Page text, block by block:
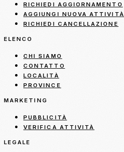
RICHIEDI AGGIORNAMENTO
AGGIUNGI NUOVA ATTIVITÀ
RICHIEDI CANCELLAZIONE
ELENCO
CHI SIAMO
CONTATTO
LOCALITÀ
PROVINCE
MARKETING
PUBBLICITÀ
VERIFICA ATTIVITÀ
LEGALE